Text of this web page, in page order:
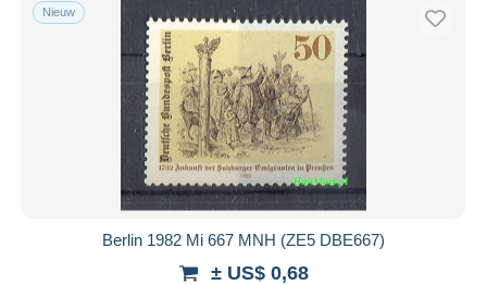
Nieuw
Berlin 1982 Mi 667 MNH (ZE5 DBE667)
± US$ 0,68